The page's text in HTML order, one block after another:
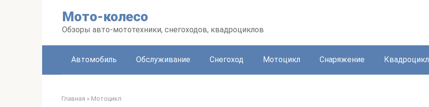
Мото-колесо
Обзоры авто-мототехники, снегоходов, квадроциклов
Автомобиль Обслуживание Снегоход Мотоцикл Снаряжение Квадроцикл
Главная » Мотоцикл